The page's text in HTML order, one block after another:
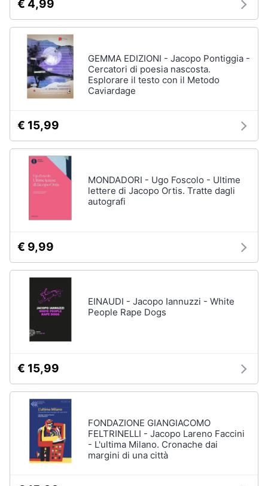
€ 4,99
GEMMA EDIZIONI - Jacopo Pontiggia -
Cercatori di poesia nascosta.
Esplorare il testo con il Metodo
Caviardage
€ 15,99
MONDADORI - Ugo Foscolo - Ultime
lettere di Jacopo Ortis. Tratte dagli
autografi
€ 9,99
EINAUDI - Jacopo Iannuzzi - White
People Rape Dogs
€ 15,99
FONDAZIONE GIANGIACOMO
FELTRINELLI - Jacopo Lareno Faccini
- L'ultima Milano. Cronache dai
margini di una città